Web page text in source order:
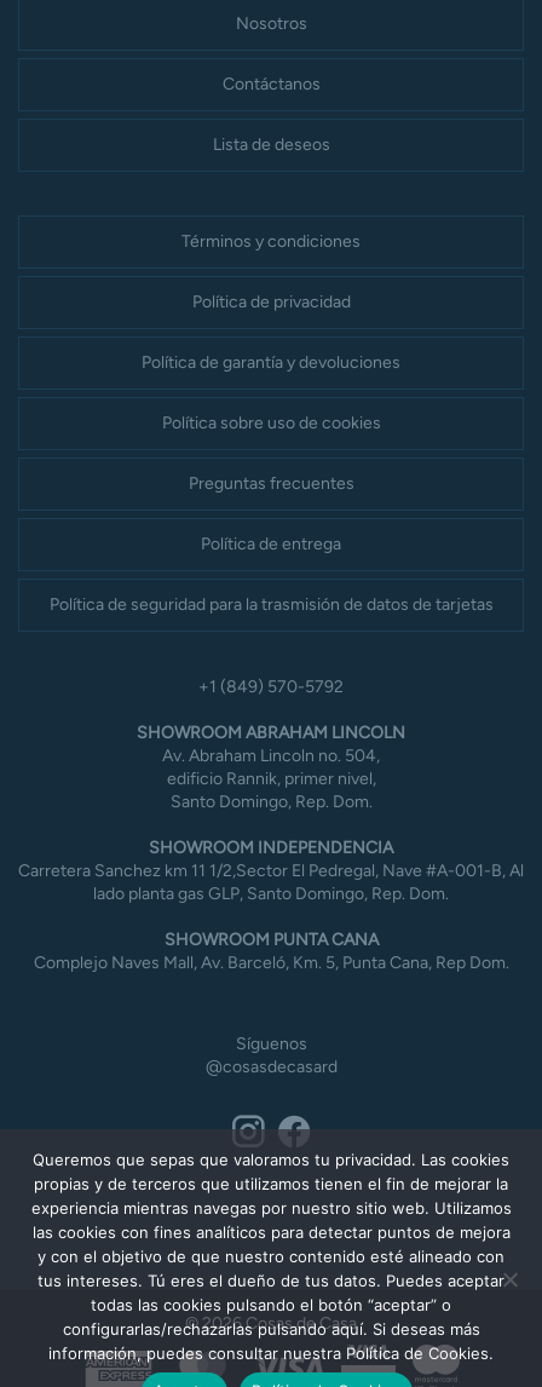
Nosotros
Contáctanos
Lista de deseos
Términos y condiciones
Política de privacidad
Política de garantía y devoluciones
Política sobre uso de cookies
Preguntas frecuentes
Política de entrega
Política de seguridad para la trasmisión de datos de tarjetas
+1 (849) 570-5792
SHOWROOM ABRAHAM LINCOLN
Av. Abraham Lincoln no. 504,
edificio Rannik, primer nivel,
Santo Domingo, Rep. Dom.
SHOWROOM INDEPENDENCIA
Carretera Sanchez km 11 1/2,Sector El Pedregal, Nave #A-001-B, Al
lado planta gas GLP, Santo Domingo, Rep. Dom.
SHOWROOM PUNTA CANA
Complejo Naves Mall, Av. Barceló, Km. 5, Punta Cana, Rep Dom.
Síguenos
@cosasdecasard
American MasterCardVisa
© 2026 Cosas de Casa
Queremos que sepas que valoramos tu privacidad. Las cookies
propias y de terceros que utilizamos tienen el fin de mejorar la
experiencia mientras navegas por nuestro sitio web. Utilizamos
las cookies con fines analíticos para detectar puntos de mejora
y con el objetivo de que nuestro contenido esté alineado con
tus intereses. Tú eres el dueño de tus datos. Puedes aceptar
todas las cookies pulsando el botón “aceptar” o
configurarlas/rechazarlas pulsando aquí. Si deseas más
información, puedes consultar nuestra Política de Cookies.